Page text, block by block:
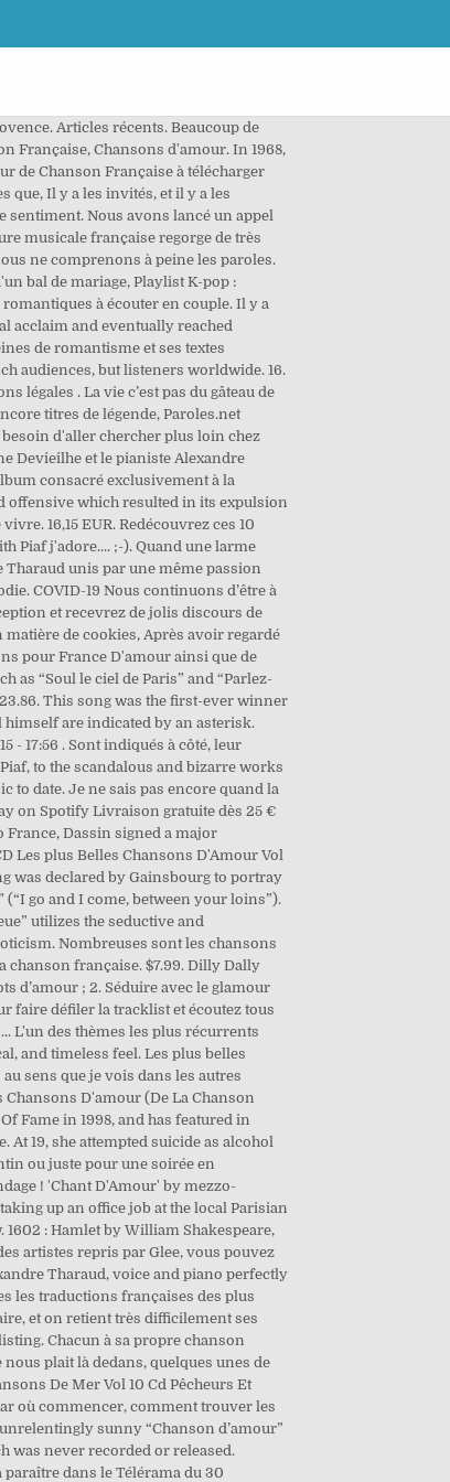
mental torture in Turkey and then Russia. Pour la St Valentin ou juste pour une soirée en amoureux, découvrez notre Top 20 des plus belles chansons d\'amour 19,00 EUR. 336 membres ont répondu Participez au sondage ! 'Chant D'Amour' by mezzo-soprano Cecilia Bartoli, with piano accompaniest, Myung-Yhun Chung is one of my two favorite Bartoli recordings. Soon after taking up an office job at the local Parisian theatre, she was given her own show as a singer in Parisian music halls up and down the country. English QuothTheRavenclaw. 1602 : Hamlet by William Shakespeare, act 2 scene 2 line 357 The first row of the pious chanson will show you more, Translations Si vous souhaitez connaître la liste des artistes repris par Glee, vous pouvez consulter la page destinée à cela. Même de très anciennes chansons parlent des exploits de l'amour ! Sabine Devieilhe and Alexandre Tharaud, voice and piano perfectly balanced, intertwined, take us on an intoxicating journey through myriad states of love. Dites-le avec une lettre. Retrouvez toutes les traductions françaises des plus grands succès de France D'amour Les cookies assurent le bon fonctionnement de nos services. Il est toujours difficile de s’y faire, et on retient très difficilement ses larmes dans certains cas. ... Chanson française: EAN: 4011222325174: Format: Coffret: Seller assumes all responsibility for this listing. Chacun à sa propre chanson d’amour fétiche, celle qui lui donne des frissons et qui fait remonter des sentiments de bonheur ou de tristesse. Mmmh rien ne nous plait là dedans, quelques unes de pas mal comme Oasis ou U2 mais rien qui n'irait pour notre mariage, rien qui ne correspond à notre style ! Anthologie Des Chansons De Mer Vol 10 Cd Pêcheurs Et Caboteurs Chants Ile d'Yeu. Jennifer Lopez 41: Down on me. Non, je ne regrette rien: Comments. Mais on ne sait pas toujours par où commencer, comment trouver les bons, véhiculer la bonne intention. Morceau de Céline Dion. Fauré’s songs are drenched in desire and yearning, including the unrelentingly sunny “Chanson d’amour” itself. Additionally, David Bowie used “Comme d’habitude” as the platform for his 1968 song “Even a Fool Learns to Love,” which was never recorded or releas